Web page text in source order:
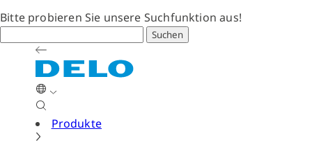
Bitte probieren Sie unsere Suchfunktion aus!
Suchen
Produkte